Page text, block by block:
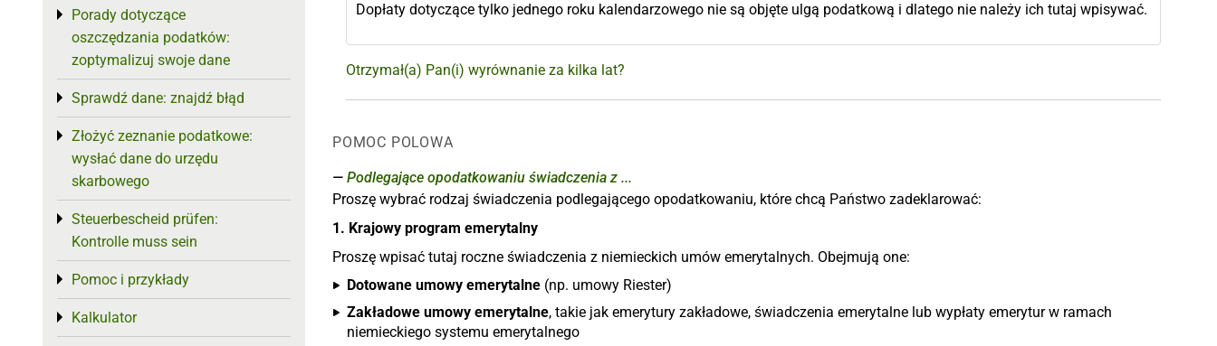
Dopłaty dotyczące tylko jednego roku kalendarzowego nie są objęte ulgą podatkową i dlatego nie należy ich tutaj wpisywać.
Otrzymał(a) Pan(i) wyrównanie za kilka lat?
POMOC POLOWA
Podlegające opodatkowaniu świadczenia z ...
Proszę wybrać rodzaj świadczenia podlegającego opodatkowaniu, które chcą Państwo zadeklarować:
1. Krajowy program emerytalny
Proszę wpisać tutaj roczne świadczenia z niemieckich umów emerytalnych. Obejmują one:
Dotowane umowy emerytalne (np. umowy Riester)
Zakładowe umowy emerytalne, takie jak emerytury zakładowe, świadczenia emerytalne lub wypłaty emerytur w ramach
niemieckiego systemu emerytalnego
Porady dotyczące
oszczędzania podatków:
zoptymalizuj swoje dane
Toggle menu
Sprawdź dane: znajdź błąd
Toggle menu
Złożyć zeznanie podatkowe:
wysłać dane do urzędu
skarbowego
Toggle menu
Steuerbescheid prüfen:
Kontrolle muss sein
Toggle menu
Pomoc i przykłady
Toggle menu
Kalkulator
Toggle menu